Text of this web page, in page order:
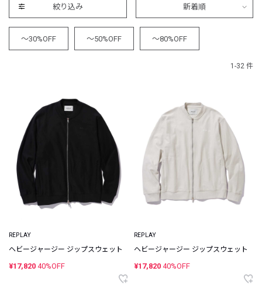
絞り込み 新着順
～30%OFF ～50%OFF ～80%OFF
1-32 件
REPLAY
ヘビージャージー ジップスウェット
¥17,820 40%OFF
REPLAY
ヘビージャージー ジップスウェット
¥17,820 40%OFF